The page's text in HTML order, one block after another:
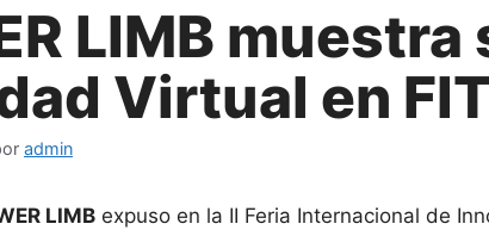
LIMB
Virtual en
admin
LIMB expuso en la II Feria Internacional de